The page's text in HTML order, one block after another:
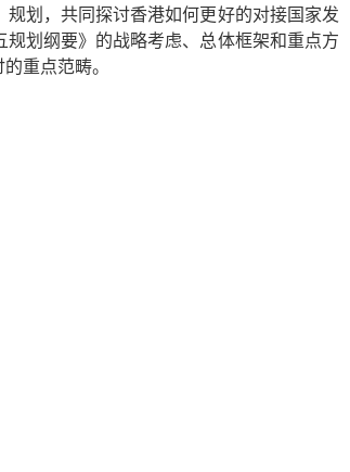
划，共同探讨香港如何更好的对接国家发
划纲要》的战略考虑、总体框架和重点方
重点范畴。